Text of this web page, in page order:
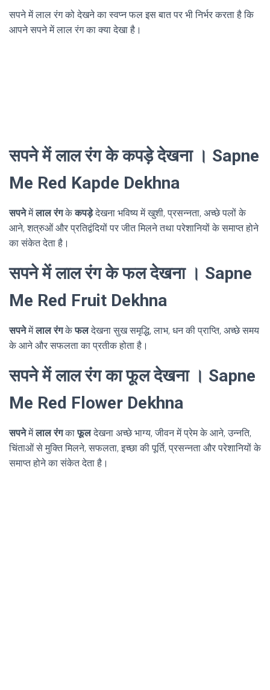
सपने में लाल रंग को देखने का स्वप्न फल इस बात पर भी निर्भर करता है कि
आपने सपने में लाल रंग का क्या देखा है।
सपने में लाल रंग के कपड़े देखना । Sapne
Me Red Kapde Dekhna
सपनेमेंलाल रंगकेकपड़ेदेखना भविष्य में खुशी, प्रसन्नता, अच्छे पलों के
आने, शत्रुओं और प्रतिद्वंदियों पर जीत मिलने तथा परेशानियों के समाप्त होने
का संकेत देता है।
सपने में लाल रंग के फल देखना । Sapne
Me Red Fruit Dekhna
सपनेमेंलाल रंगकेफलदेखना सुख समृद्धि, लाभ, धन की प्राप्ति, अच्छे समय
के आने और सफलता का प्रतीक होता है।
सपने में लाल रंग का फूल देखना । Sapne
Me Red Flower Dekhna
सपनेमेंलाल रंगकाफूलदेखना अच्छे भाग्य, जीवन में प्रेम के आने, उन्नति,
चिंताओं से मुक्ति मिलने, सफलता, इच्छा की पूर्ति, प्रसन्नता और परेशानियों के
समाप्त होने का संकेत देता है।